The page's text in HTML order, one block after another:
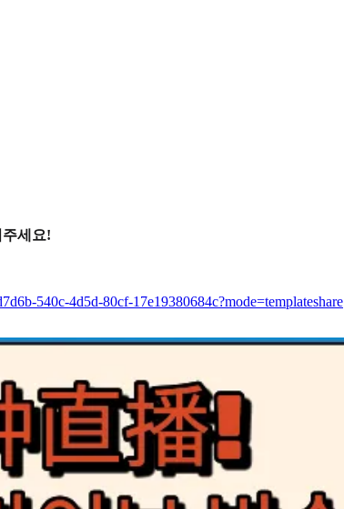
세요!
540c-4d5d-80cf-17e19380684c?mode=templateshare